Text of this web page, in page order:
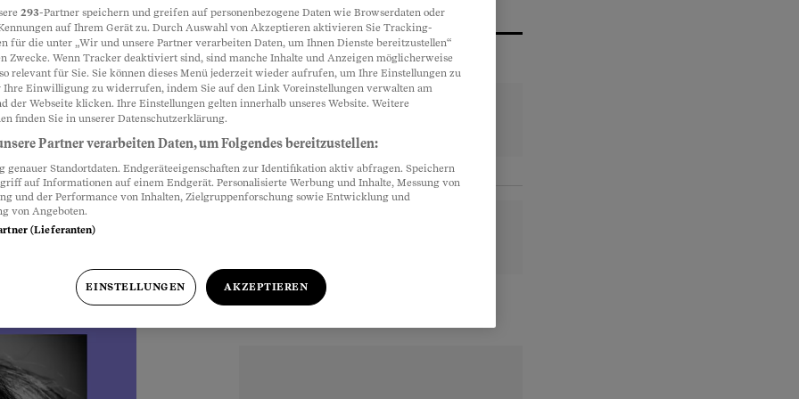
bei Kindern.
Behandlungen.
Partnerinhalte
293-Partner speichern und greifen auf personenbezogene Daten wie Browserdaten oder
auf Ihrem Gerät zu. Durch Auswahl von Akzeptieren aktivieren Sie Tracking-
für die unter „Wir und unsere Partner verarbeiten Daten, um Ihnen Dienste bereitzustellen“
Zwecke. Wenn Tracker deaktiviert sind, sind manche Inhalte und Anzeigen möglicherweise
relevant für Sie. Sie können dieses Menü jederzeit wieder aufrufen, um Ihre Einstellungen zu
Ihre Einwilligung zu widerrufen, indem Sie auf den Link Voreinstellungen verwalten am
der Webseite klicken. Ihre Einstellungen gelten innerhalb unseres Website. Weitere
finden Sie in unserer Datenschutzerklärung.
Partner verarbeiten Daten, um Folgendes bereitzustellen:
genauer Standortdaten. Endgeräteeigenschaften zur Identifikation aktiv abfragen. Speichern
auf Informationen auf einem Endgerät. Personalisierte Werbung und Inhalte, Messung von
und der Performance von Inhalten, Zielgruppenforschung sowie Entwicklung und
von Angeboten.
(Lieferanten)
EINSTELLUNGEN AKZEPTIEREN